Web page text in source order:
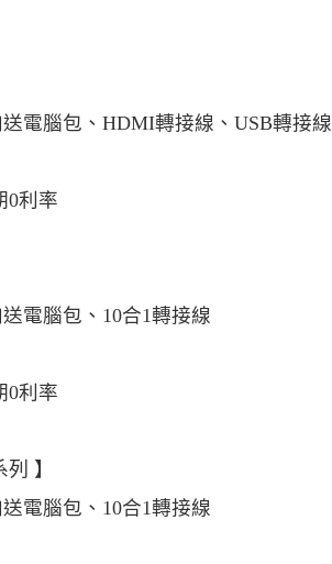
電腦包、HDMI轉接線、USB轉接線
0利率
電腦包、10合1轉接線
0利率
】
電腦包、10合1轉接線